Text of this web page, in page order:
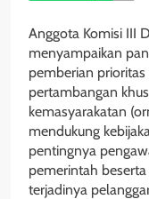
Anggota Komisi III
menyampaikan
pemberian
pertambangan
kemasyarakatan
mendukung
pentingnya
pemerintah
terjadinya